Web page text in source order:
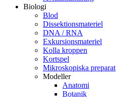
Biologi
Blod
Dissektionsmateriel
DNA / RNA
Exkursionsmateriel
Kolla kroppen
Kortspel
Mikroskopiska preparat
Modeller
Anatomi
Botanik